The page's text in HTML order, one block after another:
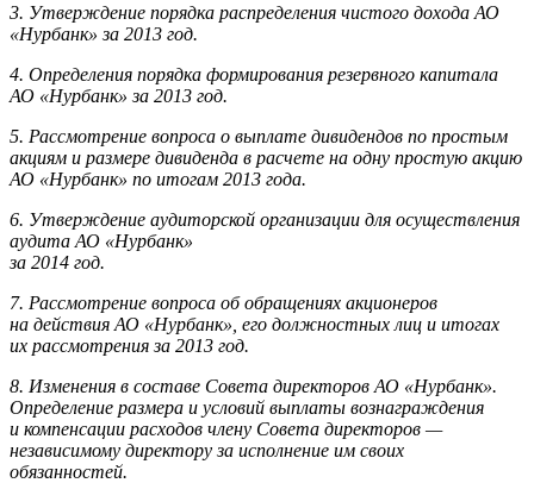
3. Утверждение порядка распределения чистого дохода АО
«Нурбанк» за 2013 год.
4. Определения порядка формирования резервного капитала
АО «Нурбанк» за 2013 год.
5. Рассмотрение вопроса о выплате дивидендов по простым
акциям и размере дивиденда в расчете на одну простую акцию
АО «Нурбанк» по итогам 2013 года.
6. Утверждение аудиторской организации для осуществления
аудита АО «Нурбанк»
за 2014 год.
7. Рассмотрение вопроса об обращениях акционеров
на действия АО «Нурбанк», его должностных лиц и итогах
их рассмотрения за 2013 год.
8. Изменения в составе Совета директоров АО «Нурбанк».
Определение размера и условий выплаты вознаграждения
и компенсации расходов члену Совета директоров —
независимому директору за исполнение им своих
обязанностей.